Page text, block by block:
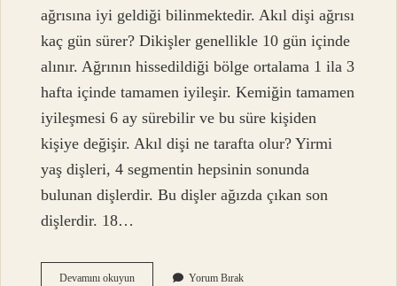
ağrısına iyi geldiği bilinmektedir. Akıl dişi ağrısı
kaç gün sürer? Dikişler genellikle 10 gün içinde
alınır. Ağrının hissedildiği bölge ortalama 1 ila 3
hafta içinde tamamen iyileşir. Kemiğin tamamen
iyileşmesi 6 ay sürebilir ve bu süre kişiden
kişiye değişir. Akıl dişi ne tarafta olur? Yirmi
yaş dişleri, 4 segmentin hepsinin sonunda
bulunan dişlerdir. Bu dişler ağızda çıkan son
dişlerdir. 18…
Devamını okuyunAkıl
Yorum Bırak